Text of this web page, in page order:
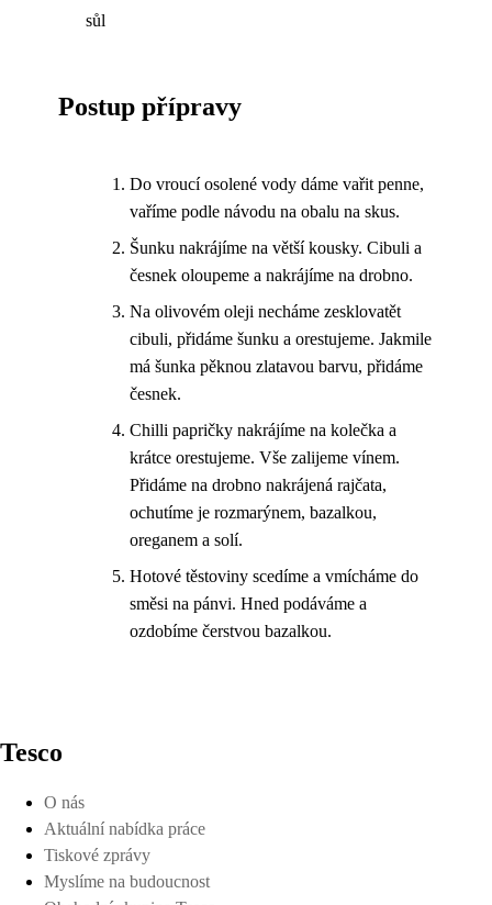
sůl
Postup přípravy
Do vroucí osolené vody dáme vařit penne,
vaříme podle návodu na obalu na skus.
Šunku nakrájíme na větší kousky. Cibuli a
česnek oloupeme a nakrájíme na drobno.
Na olivovém oleji necháme zesklovatět
cibuli, přidáme šunku a orestujeme. Jakmile
má šunka pěknou zlatavou barvu, přidáme
česnek.
Chilli papričky nakrájíme na kolečka a
krátce orestujeme. Vše zalijeme vínem.
Přidáme na drobno nakrájená rajčata,
ochutíme je rozmarýnem, bazalkou,
oreganem a solí.
Hotové těstoviny scedíme a vmícháme do
směsi na pánvi. Hned podáváme a
ozdobíme čerstvou bazalkou.
Tesco
O nás
Aktuální nabídka práce
Tiskové zprávy
Myslíme na budoucnost